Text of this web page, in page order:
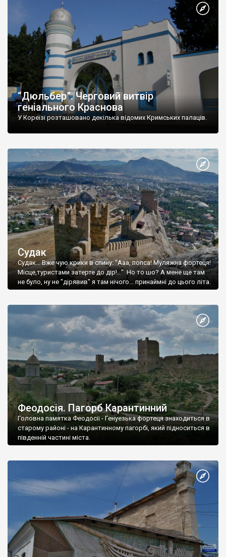
“Дюльбер”. Черговий витвір
геніального Краснова
У Кореїзі розташовано декілька відомих Кримських палаців.
Судак
Судак... Вже чую крики в спину: "Ааа, попса! Муляжна фортеця!
Місце,туристами затерте до дір!..." Но то шо? А мене ще там
не було, ну не "дірявив" я там нічого... принаймні до цього літа.
Феодосія. Пагорб Карантинний
Головна памятка Феодосії - Генуезька фортеця знаходиться в
старому районі - на Карантинному пагорбі, який підноситься в
південній частині міста.